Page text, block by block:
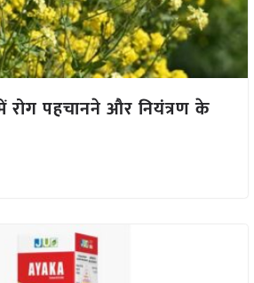
पहचानने और नियंत्रण के